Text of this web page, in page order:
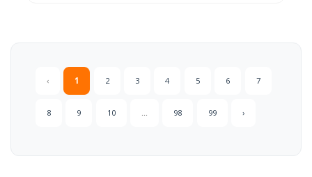
‹ 1 2 3 4 5 6 7
8 9 10 98 99 ›